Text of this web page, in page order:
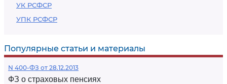
УК РСФСР
УПК РСФСР
Популярные статьи и материалы
N 400-ФЗ от 28.12.2013
ФЗ о страховых пенсиях